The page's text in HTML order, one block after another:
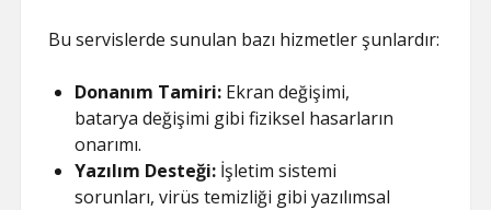
Bu servislerde sunulan bazı hizmetler şunlardır:
Donanım Tamiri: Ekran değişimi,
batarya değişimi gibi fiziksel hasarların
onarımı.
Yazılım Desteği: İşletim sistemi
sorunları, virüs temizliği gibi yazılımsal